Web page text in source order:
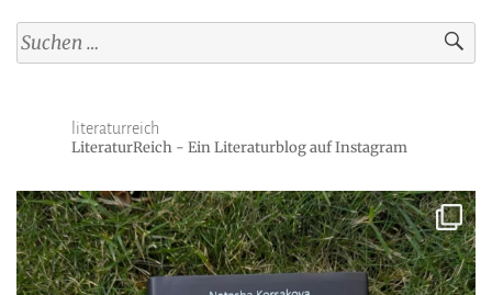
Suchen
nach:
literaturreich
LiteraturReich - Ein Literaturblog auf Instagram